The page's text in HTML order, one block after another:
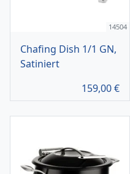
14504
Chafing Dish 1/1 GN,
Satiniert
159,00€